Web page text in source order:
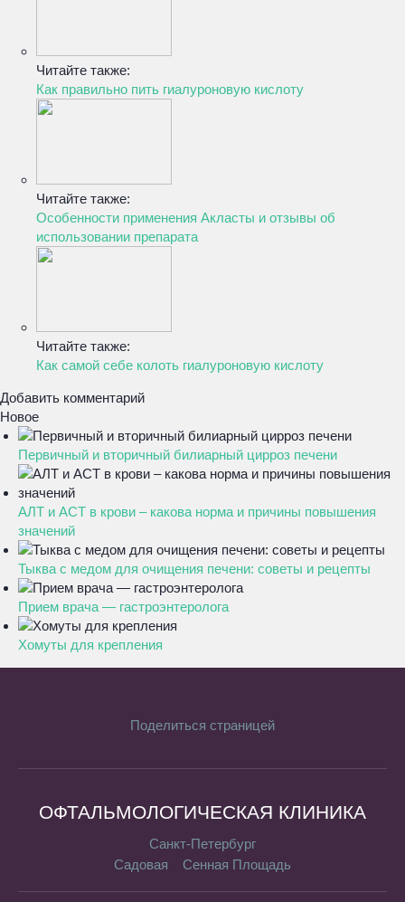
Читайте также:
Как правильно пить гиалуроновую кислоту
Читайте также:
Особенности применения Акласты и отзывы об
использовании препарата
Читайте также:
Как самой себе колоть гиалуроновую кислоту
Добавить комментарий
Новое
Первичный и вторичный билиарный цирроз печени
АЛТ и АСТ в крови – какова норма и причины повышения
значений
Тыква с медом для очищения печени: советы и рецепты
Прием врача — гастроэнтеролога
Хомуты для крепления
Поделиться страницей
ОФТАЛЬМОЛОГИЧЕСКАЯ КЛИНИКА
Санкт-Петербург
Садовая
Сенная Площадь